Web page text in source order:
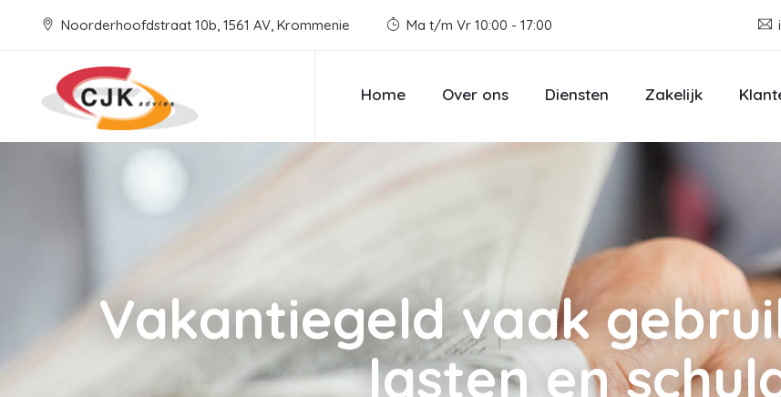
Noorderhoofdstraat 10b, 1561 AV, Krommenie Ma t/m Vr 10:00 - 17:00
Home Over ons Diensten Zakelijk
Vakantiegeld vaak
lasten en